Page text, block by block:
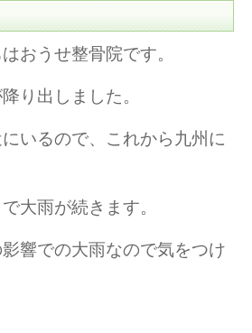
おうせ整骨院です。
り出しました。
いるので、これから九州に
大雨が続きます。
響での大雨なので気をつけ